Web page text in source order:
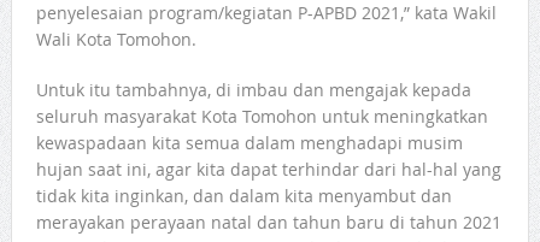
penyelesaian program/kegiatan P-APBD 2021,” kata Wakil
Wali Kota Tomohon.
Untuk itu tambahnya, di imbau dan mengajak kepada
seluruh masyarakat Kota Tomohon untuk meningkatkan
kewaspadaan kita semua dalam menghadapi musim
hujan saat ini, agar kita dapat terhindar dari hal-hal yang
tidak kita inginkan, dan dalam kita menyambut dan
merayakan perayaan natal dan tahun baru di tahun 2021